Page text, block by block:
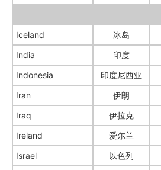
Iceland 冰岛
India
印度
Indonesia
印度尼西亚
Iran
伊朗
Iraq
伊拉克
Ireland
爱尔兰
Israel
以色列